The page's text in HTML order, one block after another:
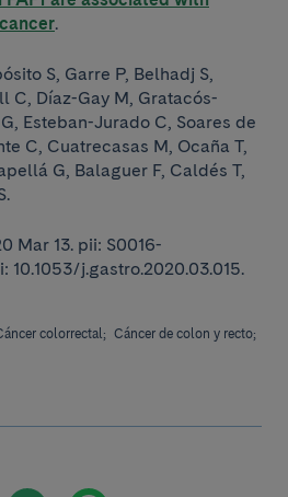
.
S, Garre P, Belhadj S,
C, Díaz-Gay M, Gratacós-
Esteban-Jurado C, Soares de
C, Cuatrecasas M, Ocaña T,
G, Balaguer F, Caldés T,
Mar 13. pii: S0016-
j.gastro.2020.03.015.
colorrectal; Cáncer de colon y recto;